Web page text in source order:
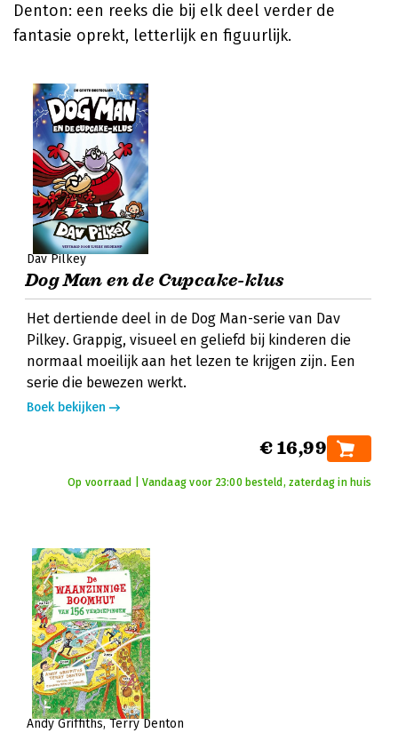
Denton: een reeks die bij elk deel verder de
fantasie oprekt, letterlijk en figuurlijk.
Dav Pilkey
Dog Man en de Cupcake-klus
Het dertiende deel in de Dog Man-serie van Dav
Pilkey. Grappig, visueel en geliefd bij kinderen die
normaal moeilijk aan het lezen te krijgen zijn. Een
serie die bewezen werkt.
Boek bekijken
€ 16,99
Op voorraad | Vandaag voor 23:00 besteld, zaterdag in huis
Andy Griffiths Terry Denton